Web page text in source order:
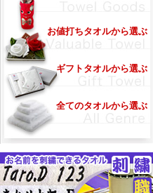
お値打ちタオルから選ぶ
ギフトタオルから選ぶ
全てのタオルから選ぶ